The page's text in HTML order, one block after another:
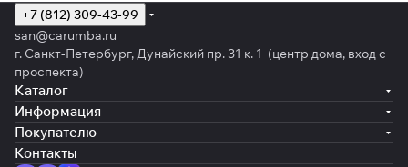
+7 (812) 309-43-99
san@carumba.ru
г. Санкт-Петербург, Дунайский пр. 31 к. 1 (центр дома, вход с
проспекта)
Каталог
Информация
Покупателю
Контакты